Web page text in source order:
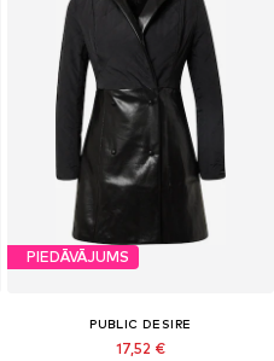
PIEDĀVĀJUMS
PUBLIC DESIRE
17,52 €